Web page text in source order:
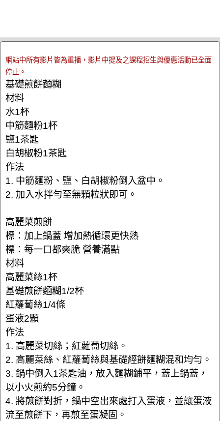
網站中所有影片皆為重播，影片中提及之課程招生與優惠活動已全面
停止。
基礎煎餅麵糊
材料
水1杯
中筋麵粉1杯
鹽1茶匙
白胡椒粉1茶匙
作法
1. 中筋麵粉、鹽、白胡椒粉倒入盆中。
2. 加入水拌勻至無顆粒狀即可。
高麗菜煎餅
標：加上鍋蓋 增加熱循環更快熟
標：每一口都爽脆 營養滿點
材料
高麗菜絲1杯
基礎煎餅麵糊1/2杯
紅蘿蔔絲1/4條
蛋液2顆
作法
1. 高麗菜切絲；紅蘿蔔切絲。
2. 高麗菜絲、紅蘿蔔絲與基礎經餅麵糊混和均勻。
3. 鍋中倒入1茶匙油，放入麵糊鋪平，蓋上鍋蓋，
以小火煎約5分鐘。
4. 將煎餅對折，鍋中空出來處打入蛋液，並讓蛋液
流至煎餅下，再煎至蛋凝固。